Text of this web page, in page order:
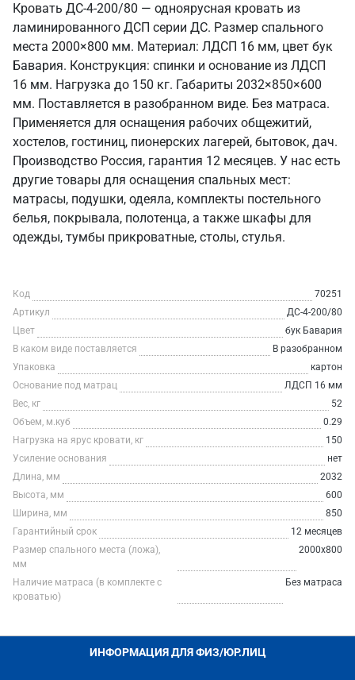
Кровать ДС-4-200/80 — одноярусная кровать из
ламинированного ДСП серии ДС. Размер спального
места 2000×800 мм. Материал: ЛДСП 16 мм, цвет бук
Бавария. Конструкция: спинки и основание из ЛДСП
16 мм. Нагрузка до 150 кг. Габариты 2032×850×600
мм. Поставляется в разобранном виде. Без матраса.
Применяется для оснащения рабочих общежитий,
хостелов, гостиниц, пионерских лагерей, бытовок, дач.
Производство Россия, гарантия 12 месяцев. У нас есть
другие товары для оснащения спальных мест:
матрасы, подушки, одеяла, комплекты постельного
белья, покрывала, полотенца, а также шкафы для
одежды, тумбы прикроватные, столы, стулья.
Код
70251
Артикул
ДС-4-200/80
Цвет
бук Бавария
В каком виде поставляется
В разобранном
Упаковка
картон
Основание под матрац
ЛДСП 16 мм
Вес, кг
52
Объем, м.куб
0.29
Нагрузка на ярус кровати, кг
150
Усиление основания
нет
Длина, мм
2032
Высота, мм
600
Ширина, мм
850
Гарантийный срок
12 месяцев
Размер спального места (ложа),
мм
2000х800
Наличие матраса (в комплекте с
кроватью)
Без матраса
ИНФОРМАЦИЯ ДЛЯ ФИЗ/ЮР.ЛИЦ